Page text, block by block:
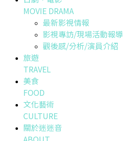
MOVIE DRAMA
最新影視情報
影視專訪/現場活動報導
觀後感/分析/演員介紹
旅遊
TRAVEL
美食
FOOD
文化藝術
CULTURE
關於迷迷音